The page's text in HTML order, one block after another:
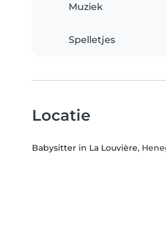
Muziek
Spelletjes
Locatie
Babysitter in La Louvière,